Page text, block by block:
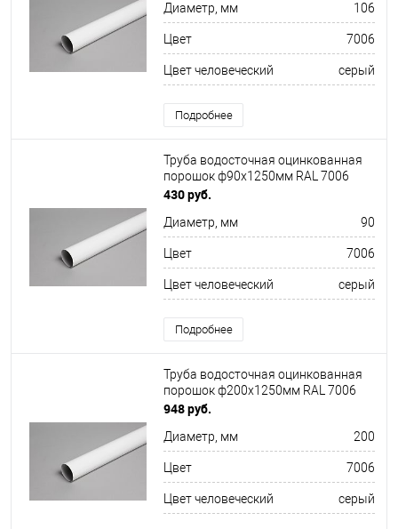
Диаметр, мм 106
Цвет 7006
Цвет человеческий серый
Подробнее
Труба водосточная оцинкованная
порошок ф90х1250мм RAL 7006
430 руб.
Диаметр, мм 90
Цвет 7006
Цвет человеческий серый
Подробнее
Труба водосточная оцинкованная
порошок ф200х1250мм RAL 7006
948 руб.
Диаметр, мм 200
Цвет 7006
Цвет человеческий серый